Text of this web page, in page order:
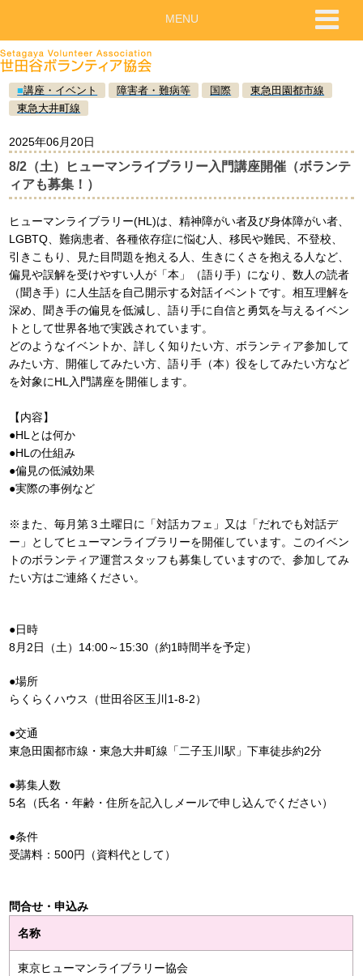
■講座・イベント 障害者・難病等 国際
東急田園都市線
東急大井町線
2025年06月20日
8/2（土）ヒューマンライブラリー入門講座開催（ボランテ
ィアも募集！）
ヒューマンライブラリー(HL)は、精神障がい者及び身体障がい者、
LGBTQ、難病患者、各種依存症に悩む人、移民や難民、不登校、
引きこもり、見た目問題を抱える人、生きにくさを抱える人など、
偏見や誤解を受けやすい人が「本」（語り手）になり、数人の読者
（聞き手）に人生話を自己開示する対話イベントです。相互理解を
深め、聞き手の偏見を低減し、語り手に自信と勇気を与えるイベン
トとして世界各地で実践されています。
どのようなイベントか、詳しく知りたい方、ボランティア参加して
みたい方、開催してみたい方、語り手（本）役をしてみたい方など
を対象にHL入門講座を開催します。
【内容】
●HLとは何か
●HLの仕組み
●偏見の低減効果
●実際の事例など
※また、毎月第３土曜日に「対話カフェ」又は「だれでも対話デ
ー」としてヒューマンライブラリーを開催しています。このイベン
トのボランティア運営スタッフも募集していますので、参加してみ
たい方はご連絡ください。
●日時
8月2日（土）14:00～15:30（約1時間半を予定）
●場所
らくらくハウス（世田谷区玉川1-8-2）
●交通
東急田園都市線・東急大井町線「二子玉川駅」下車徒歩約2分
●募集人数
5名（氏名・年齢・住所を記入しメールで申し込んでください）
●条件
受講料：500円（資料代として）
問合せ・申込み
名称
東京ヒューマンライブラリー協会
MENU